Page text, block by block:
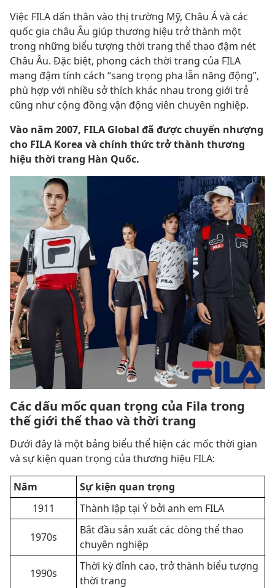
Việc FILA dấn thân vào thị trường Mỹ, Châu Á và các
quốc gia châu Âu giúp thương hiệu trở thành một
trong những biểu tượng thời trang thể thao đậm nét
Châu Âu. Đặc biệt, phong cách thời trang của FILA
mang đậm tính cách “sang trọng pha lẫn năng động”,
phù hợp với nhiều sở thích khác nhau trong giới trẻ
cũng như cộng đồng vận động viên chuyên nghiệp.
Vào năm 2007, FILA Global đã được chuyển nhượng
cho FILA Korea và chính thức trở thành thương
hiệu thời trang Hàn Quốc.
Các dấu mốc quan trọng của Fila trong
thế giới thể thao và thời trang
Dưới đây là một bảng biểu thể hiện các mốc thời gian
và sự kiện quan trọng của thương hiệu FILA:
Năm
Sự kiện quan trọng
1911
Thành lập tại Ý bởi anh em FILA
1970s
Bắt đầu sản xuất các dòng thể thao
chuyên nghiệp
1990s
Thời kỳ đỉnh cao, trở thành biểu tượng
thời trang